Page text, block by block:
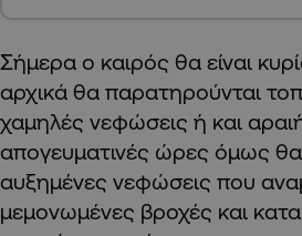
Σήμερα ο καιρός θα είναι
αρχικά θα παρατηρούνται
χαμηλές νεφώσεις ή και
απογευματινές ώρες όμως
αυξημένες νεφώσεις που
μεμονωμένες βροχές και